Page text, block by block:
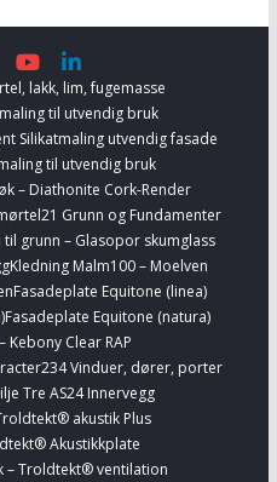
lakk, lim, fugemasse
til utvendig bruk
Silikatmaling utvendig fasade
til utvendig bruk
– Diathonite Cork-Render
21 Grunn og Fundamenter
grunn – Glasopor skumglass
Kledning Malm100 – Moelven
Fasadeplate Equitone (linea)
Fasadeplate Equitone (natura)
Kebony Clear RAP
234 Vinduer, dører, porter
Tre AS24 Innervegg
akustik Plus
Akustikkplate
– Troldtekt® ventilation